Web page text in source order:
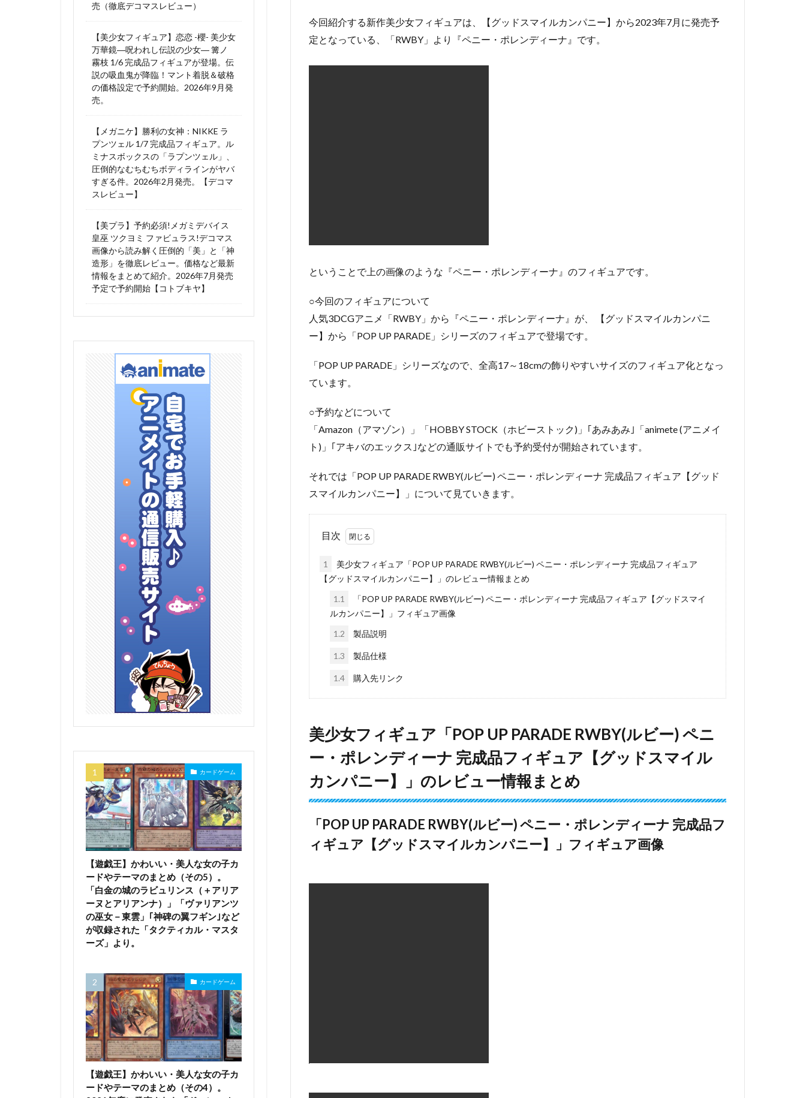
今回紹介する新作美少女フィギュアは、【グッドスマイルカンパニー】から2023年7月に発売予
定となっている、「RWBY」より『ペニー・ポレンディーナ』です。
ということで上の画像のような『ペニー・ポレンディーナ』のフィギュアです。
○今回のフィギュアについて
人気3DCGアニメ「RWBY」から『ペニー・ポレンディーナ』が、 【グッドスマイルカンパニ
ー】から「POP UP PARADE」シリーズのフィギュアで登場です。
「POP UP PARADE」シリーズなので、全高17～18cmの飾りやすいサイズのフィギュア化となっ
ています。
「Amazon（アマゾン）」「HOBBY STOCK（ホビーストック)」｢あみあみ｣「animete (アニメイ
ト)」｢アキバのエックス｣などの通販サイトでも予約受付が開始されています。
それでは「POP UP PARADE RWBY(ルビー) ペニー・ポレンディーナ 完成品フィギュア【グッド
スマイルカンパニー】」について見ていきます。
売（徹底デコマスレビュー）
【美少女フィギュア】恋恋 -櫻- 美少女
万華鏡―呪われし伝説の少女― 篝ノ
霧枝 1/6 完成品フィギュアが登場。伝
説の吸血鬼が降臨！マント着脱＆破格
の価格設定で予約開始。2026年9月発
売。
【メガニケ】勝利の女神：NIKKE ラ
プンツェル 1/7 完成品フィギュア。ル
ミナスボックスの「ラプンツェル」、
圧倒的なむちむちボディラインがヤバ
すぎる件。2026年2月発売。【デコマ
スレビュー】
【美プラ】予約必須!メガミデバイス
皇巫 ツクヨミ ファビュラス!デコマス
画像から読み解く圧倒的「美」と「神
造形」を徹底レビュー。価格など最新
情報をまとめて紹介。2026年7月発売
予定で予約開始【コトブキヤ】
カードゲーム
【遊戯王】かわいい・美人な女の子カ
ードやテーマのまとめ（その5）。
「白金の城のラビュリンス（＋アリア
ーヌとアリアンナ）」「ヴァリアンツ
の巫女－東雲」｢神碑の翼フギン｣など
が収録された「タクティカル・マスタ
ーズ」より。
カードゲーム
【遊戯王】かわいい・美人な女の子カ
ードやテーマのまとめ（その4）。